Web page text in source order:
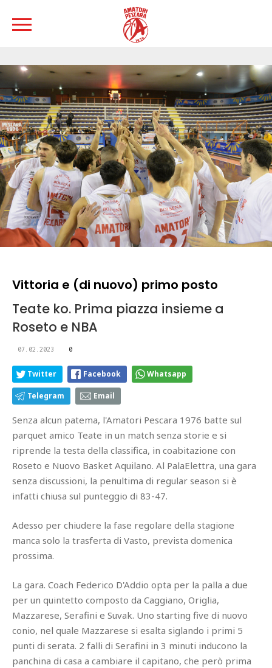
Vittoria e (di nuovo) primo posto
Teate ko. Prima piazza insieme a
Roseto e NBA
07.02.2023 0
Twitter Facebook Whatsapp
Telegram Email
Senza alcun patema, l'Amatori Pescara 1976 batte sul
parquet amico Teate in un match senza storie e si
riprende la testa della classifica, in coabitazione con
Roseto e Nuovo Basket Aquilano. Al PalaElettra, una gara
senza discussioni, la penultima di regular season si è
infatti chiusa sul punteggio di 83-47.
Adesso per chiudere la fase regolare della stagione
manca solo la trasferta di Vasto, prevista domenica
prossima.
La gara. Coach Federico D'Addio opta per la palla a due
per un quintetto composto da Caggiano, Origlia,
Mazzarese, Serafini e Suvak. Uno starting five di nuovo
conio, nel quale Mazzarese si esalta siglando i primi 5
punti di serata. 2 falli di Serafini in 3 minuti inducono la
panchina di casa a cambiare il capitano, che però prima